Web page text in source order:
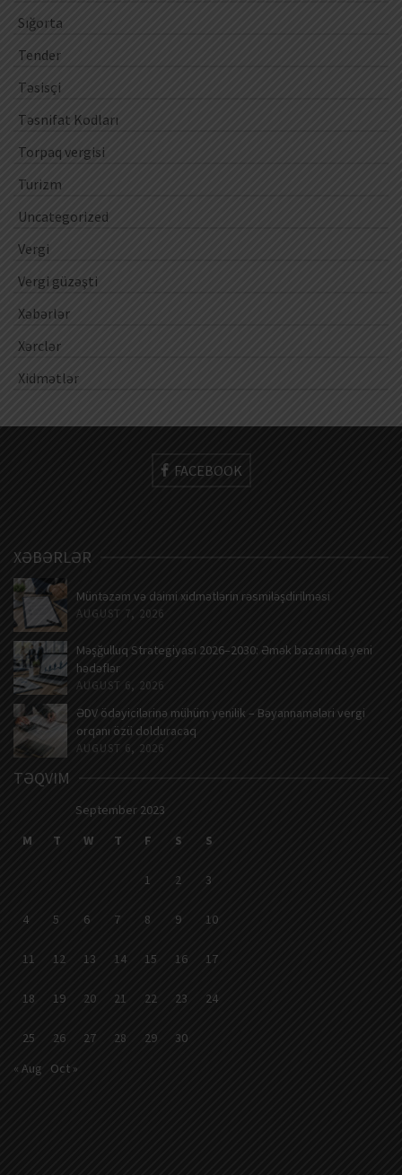
Sığorta
Tender
Təsisçi
Təsnifat Kodları
Torpaq vergisi
Turizm
Uncategorized
Vergi
Vergi güzəşti
Xəbərlər
Xərclər
Xidmətlər
FACEBOOK
XƏBƏRLƏR
Müntəzəm və daimi xidmətlərin rəsmiləşdirilməsi
AUGUST 7, 2026
Məşğulluq Strategiyası 2026–2030: Əmək bazarında yeni
hədəflər
AUGUST 6, 2026
ƏDV ödəyicilərinə mühüm yenilik – Bəyannamələri vergi
orqanı özü dolduracaq
AUGUST 6, 2026
TƏQVIM
September 2023
M
T W T F S S
1 2 3
4 5 6 7 8 9 10
11 12 13 14 15 16 17
18 19 20 21 22 23 24
25 26 27 28 29
30
« Aug
Oct »